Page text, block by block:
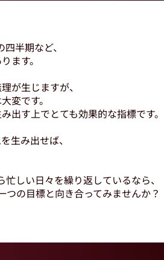
半期など、
ます。
が生じますが、
変です。
出す上でとても効果的な指標です。
生み出せば、
忙しい日々を繰り返しているなら、
つの目標と向き合ってみませんか？